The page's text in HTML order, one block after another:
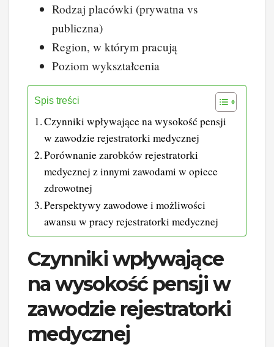
Rodzaj placówki (prywatna vs
publiczna)
Region, w którym pracują
Poziom wykształcenia
Spis treści
Czynniki wpływające na wysokość pensji
w zawodzie rejestratorki medycznej
Porównanie zarobków rejestratorki
medycznej z innymi zawodami w opiece
zdrowotnej
Perspektywy zawodowe i możliwości
awansu w pracy rejestratorki medycznej
Czynniki wpływające
na wysokość pensji w
zawodzie rejestratorki
medycznej